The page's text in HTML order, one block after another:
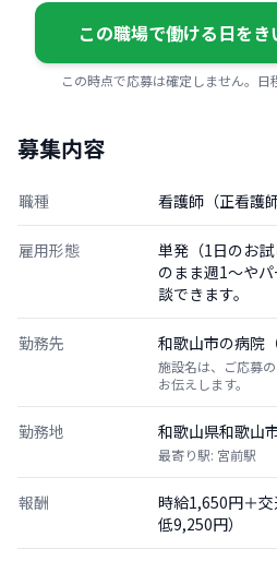
この職場で働ける日をき
この時点で応募は確定しません。
募集内容
職種 看護師（正看護
雇用形態
単発（1日のお
のまま週1〜や
談できます。
勤務先 和歌山市の病院（
施設名は、ご応募
お伝えします。
勤務地 和歌山県和歌山
最寄り駅: 宮前駅
報酬
時給1,650円＋
低9,250円）